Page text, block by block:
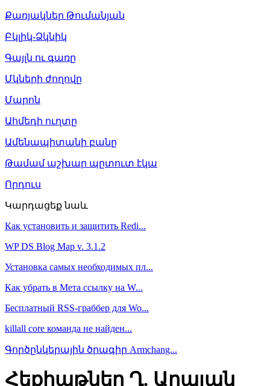
Քառյակներ Թումանյան
Բկլիկ-Ձկնիկ
Գայլն ու գառը
Մկների ժողովը
Մարոն
Ահմեդի ուղտը
Ամենապիտանի բանը
Թամամ աշխար պըտուտ էկա
Որդուս
Կարդացեք նաև
Как установить и защитить Redi...
WP DS Blog Map v. 3.1.2
Установка самых необходимых пл...
Как убрать в Мета ссылку на W...
Бесплатный RSS-граббер для Wo...
killall core команда не найден...
Գործընկերային ծրագիր Armchang...
Հեքիաթներ Ղ. Աղայան